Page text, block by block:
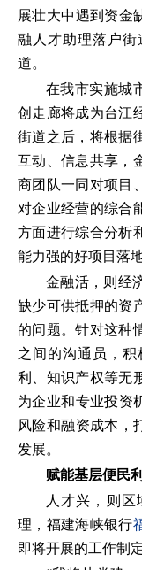
展壮大中遇到资金
融人才助理落户
道。
在我市实施城
创走廊将成为台江
街道之后，将根据
互动、信息共享，
商团队一同对项目
对企业经营的综合
方面进行综合分析
能力强的好项目落
金融活，则经
缺少可供抵押的资
的问题。针对这种
之间的沟通员，
利、知识产权等无
为企业和专业投资
风险和融资成本，
发展。
赋能基层便民
人才兴，则
理，福建海峡银行
即将开展的工作制